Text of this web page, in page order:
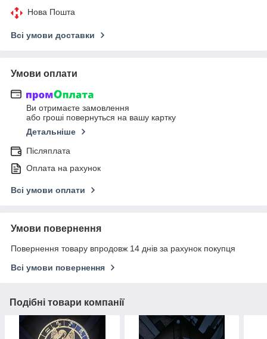
Нова Пошта
Всі умови доставки
Умови оплати
Ви отримаєте замовлення
або гроші повернуться на вашу картку
Детальніше
Післяплата
Оплата на рахунок
Всі умови оплати
Умови повернення
Повернення товару впродовж 14 днів за рахунок покупця
Всі умови повернення
Подібні товари компанії